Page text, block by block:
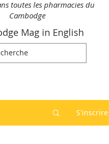
toutes les pharmacies du
Cambodge
Mag in English
S'inscrire